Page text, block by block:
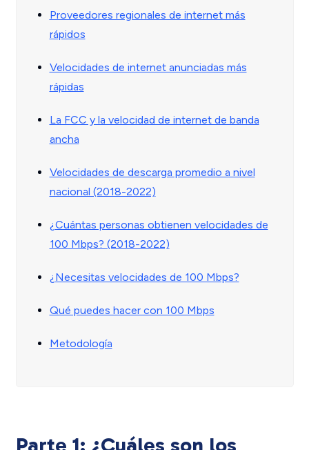
Proveedores regionales de internet más
rápidos
Velocidades de internet anunciadas más
rápidas
La FCC y la velocidad de internet de banda
ancha
Velocidades de descarga promedio a nivel
nacional (2018-2022)
¿Cuántas personas obtienen velocidades de
100 Mbps? (2018-2022)
¿Necesitas velocidades de 100 Mbps?
Qué puedes hacer con 100 Mbps
Metodología